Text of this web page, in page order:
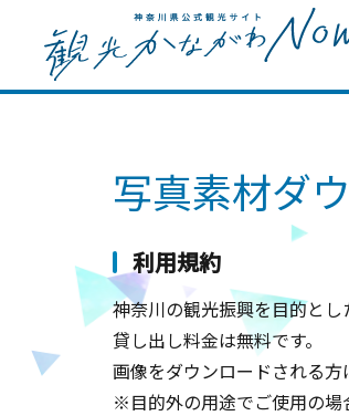
写真素材ダ
利用規約
神奈川の観光振興を目的とし
貸し出し料金は無料です。
画像をダウンロードされる方
※目的外の用途でご使用の場